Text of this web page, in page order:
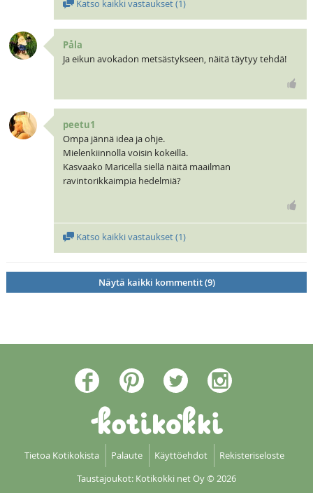
Katso kaikki vastaukset (1)
Påla
Ja eikun avokadon metsästykseen, näitä täytyy tehdä!
peetu1
Ompa jännä idea ja ohje.
Mielenkiinnolla voisin kokeilla.
Kasvaako Maricella siellä näitä maailman
ravintorikkaimpia hedelmiä?
Katso kaikki vastaukset (1)
Näytä kaikki kommentit (9)
Tietoa Kotikokista Palaute Käyttöehdot
Rekisteriseloste
Taustajoukot: Kotikokki net Oy© 2026